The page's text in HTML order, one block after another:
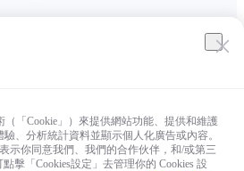
（「Cookie」）來提供網站功能、提供和維護
、分析統計資料並顯示個人化廣告或內容。
示你同意我們、我們的合作伙伴，和/或第三
擊「Cookies設定」去管理你的 Cookies 設